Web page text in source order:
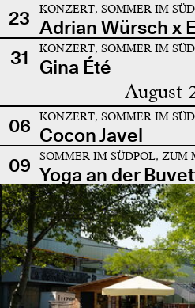
23
KONZERT, SOMMER IM
Adrian Würsch x
31
KONZERT, SOMMER IM
Gina Été
August
06 KONZERT, SOMMER IM
Cocon Javel
09
SOMMER IM SÜDPOL, ZUM
Yoga an der